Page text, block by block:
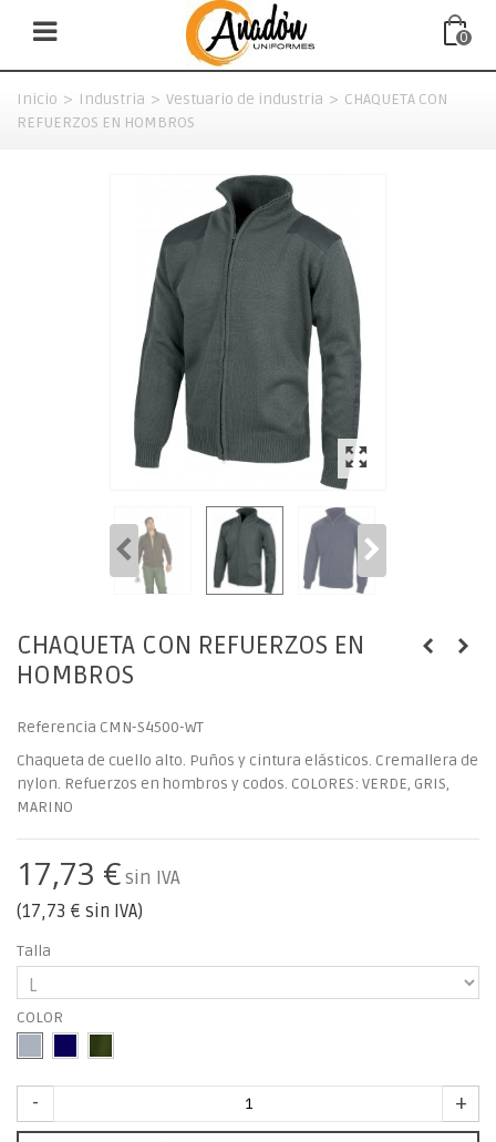
0
Inicio > Industria > Vestuario de industria > CHAQUETA CON
REFUERZOS EN HOMBROS
CHAQUETA CON REFUERZOS EN
HOMBROS
Referencia CMN-S4500-WT
Chaqueta de cuello alto. Puños y cintura elásticos. Cremallera de
nylon. Refuerzos en hombros y codos. COLORES: VERDE, GRIS,
MARINO
17,73 € sin IVA
(17,73 € sin IVA)
Talla
COLOR
- +